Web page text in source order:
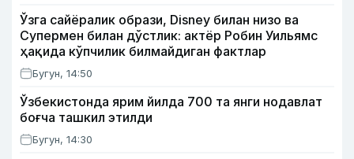
Ўзга сайёралик образи, Disney билан низо ва
Супермен билан дўстлик: актёр Робин Уильямс
ҳақида кўпчилик билмайдиган фактлар
Бугун, 14:50
Ўзбекистонда ярим йилда 700 та янги нодавлат
боғча ташкил этилди
Бугун, 14:30